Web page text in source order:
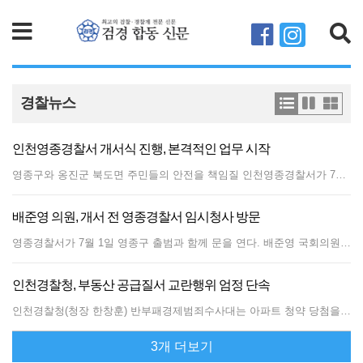
경찰뉴스
인천영종경찰서 개서식 진행, 본격적인 업무 시작
영종구와 옹진군 북도면 주민들의 안전을 책임질 인천영종경찰서가 7월 1일 개서식을 갖고 본격적인 치안활동과 대민업무를 시작했다. 인천영종경찰서는 이날 오전 11시 영종복합문화센터(찬들로 151)에서 한창훈 인천경찰청장, 배준영 국회의원, 손화정 영종구청장, 김범호 인천국제공항공사 사장 직무대행, 주민대표 등 200여 명이 참석한 가운데 개서식을 개최했다. 이날 행사는 ▲국민의례 ▲관서기 수여 ▲경과보고 ▲영상 시청 ▲유공자 포상 ▲기념사 ▲내빈 축사 ▲케이크 커팅식 ▲기념 촬영 순으로 진행됐다. 한창훈 인천경찰청장은 기념사를 통해 “영종경찰서가 시민들에게 더욱 안전한 일상을 함께하는 열린 공간이 되길 바란다”며 “시민 안전을 최우선 가치로, 기본과 원칙에 충실한 치안 활동을 펼쳐달라”고 당부했다. 또한, 배준영 국회의원은 “영종경찰서가 예산 확보로 개서를 앞당긴 것에 대해 보람을 느낀다”며 “영종구 주민 안전과 교통편의 향상을 위해 영종경찰서와 2인 3각으로 노력하겠다.”고 말했으며, 손화정 영종구청장은 “영종경찰서 개서는 새로운 영종시대를 여는 중요한 기반”이라며 “영종구청도 영종경찰서와 긴밀히 소통하고 협력하며 구민의 안전을 최우선 가치로 삼겠다”고 말했다. 영종경찰서(서장 유동배)는 ‘하늘달빛로 64번길 6-13(중산동)’에 마련되어 있으며, 8개 과와 4개 지역관서에 총 306명의 경찰관이 배치돼, 영종구 전역과 옹진군 북도면(신도·시도·모도·장봉도) 14만여 명의 치안을 담당한다. 그동안 영종지역 주민들은 각종 민원업무와 사건·사고 처리를 위해 중부경찰서를 방문해야 하는 불편을 겪어왔으나, 영종경찰서 개서로 보다 신속하고 편리한 치안서비스를 제공받을 수 있을 것으로 기대된다.
배준영 의원, 개서 전 영종경찰서 임시청사 방문
영종경찰서가 7월 1일 영종구 출범과 함께 문을 연다. 배준영 국회의원(국민의힘·인천 중구·강화군·옹진군)은 30일 영종경찰서 임시청사를 방문해 개서 준비 상황을 점검했다. 영종경찰서는 영종구청, 영종구의회와 함께 영종구 출범에 맞춰 업무를 시작한다. 본청사 완공 전까지는 임시청사에서 운영될 예정이다. 영종국제도시는 현재 인구 13만 명, 계획인구는 18만 명에 달하며, 인천국제공항 이용객까지 포함하면 치안 수요가 높은 지역으로 꼽힌다. 그러나 그동안 지역 내에는 지구대 2곳과 파출소 1곳만 운영돼 경찰 1인당 담당 주민 수가 833명으로 전국 평균의 약 두 배 수준인 것으로 알려졌다. 당초 영종경찰서 본청사는 총사업비 증가에 따른 한국개발연구원(KDI) 재검토로 개서 시기가 2029년 7월로 늦춰졌다. 이에 본청사 건립 전 치안 공백을 최소화하기 위해 임시청사 개서가 추진됐다. 배 의원은 지난해 경찰청장 인사청문회와 국정감사에서 영종경찰서 조기 개서 필요성을 제기했으며, 경찰청과 인천경찰청을 방문해 관련 협의를 이어왔다. 또한 기획재정부에 임시청사 예산 반영을 요청하고, 국회 예산결산특별위원회 위원으로 활동하며 2026년도 예산에 임시청사 운영을 위한 국비 25억6천만 원이 반영되도록 지원했다고 밝혔다. 예산 확보 이후에도 경찰 정원 확보와 인력 재배치를 위한 정부의 신속한 검토를 요청하는 등 개서 준비에 필요한 지원을 이어갔다고 배 의원 측은 설명했다. 배 의원은 "영종구 출범과 영종경찰서 개서가 동시에 이뤄져 치안 공백이 발생하지 않도록 하는 것이 중요했다"며 "앞으로도 영종경찰서와 협력해 지역 안전과 교통 문제 해결을 위해 노력하겠다"고 말했다.
인천경찰청, 부동산 공급질서 교란행위 엄정 단속
인천경찰청(청장 한창훈) 반부패경제범죄수사대는 아파트 청약 당첨을 위해 노부모(65세 이상 직계존속)를 부양가족으로 등록하여 가점을 신청하거나 실제 거주지와 다른 주소지에 세대원으로 등록, ‘무주택 세대구성원’ 청약 자격을 취득하여 주택을 공급받은 피의자 11명을 주택법위반 및 주민등록법위반 혐의로 검거하고, 검찰에 불구속 송치하였다. 경찰은 국토교통부로부터 인천 일대 아파트 청약 당첨자 중 허위 사실로 청약하여 주택을 공급받은 정황이 의심된다는 수사의뢰를 받아 계약서 등 관련 자료를 분석하여 증거를 확보하였다. 수사 결과, 피의자들은 특별공급 아파트 청약 자격을 얻기 위해 허위로 노부모를 부양한다고 등록하거나, 친인척 거주지로 허위 전입 신고를 하여 신규 분양 아파트에 당첨된 후 주택을 공급받은 사실이 밝혀졌다. 인천경찰청 관계자는 부정 청약으로 확정되는 경우, 형사처벌(3년 이하 징역 또는 3천만원 이하 벌금)뿐만 아니라 계약취소(주택환수) 및 계약금(분양가의 10%) 몰수 조치가 뒤따를 수 있다며 관련 규정 준수를 당부하는 한편, 앞으로도 부동산 특별단속을 지속적으로 실시하여 부동산 공급질서 교란 행위와 같은 불법행위에 대해 엄정한 단속을 이어갈 방침이라고 밝혔다.
3개 더보기